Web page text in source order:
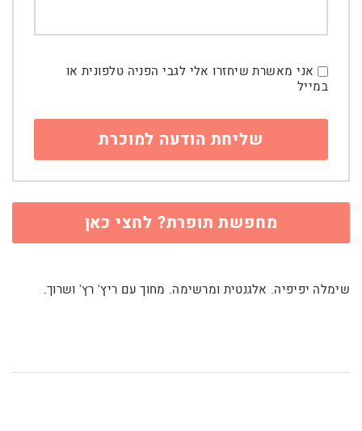
אני מאשרת שיחזרו אלי לגבי הפניה טלפונית או
במייל
מחפשת תופרת? לחצי כאן
שימלה יפיפיה. אלגנטית ומרשימה. מחוך עם ריץ' רץ' ושרוך.